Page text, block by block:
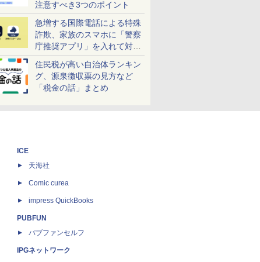
注意すべき3つのポイント
急増する国際電話による特殊
詐欺、家族のスマホに「警察
庁推奨アプリ」を入れて対策
しよう！
住民税が高い自治体ランキン
グ、源泉徴収票の見方など
「税金の話」まとめ
ICE
天海社
Comic curea
impress QuickBooks
PUBFUN
パブファンセルフ
IPGネットワーク